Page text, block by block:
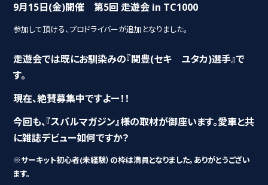
9月15日(金)開催 第5回 走遊会 in TC1000
参加して頂ける、プロドライバーが追加となりました。
走遊会では既にお馴染みの『関豊(セキ ユタカ)選手』で
す。
現在、絶賛募集中ですよー！！
今回も、『スバルマガジン』様の取材が御座います。愛車と共
に雑誌デビュー如何ですか？
※サーキット初心者(未経験）の枠は満員となりました。ありがとうござい
ます。